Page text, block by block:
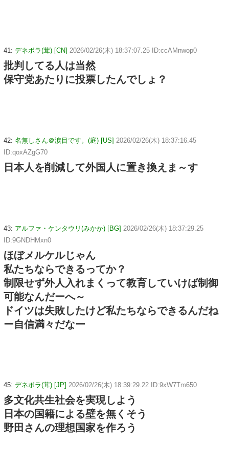
41: デネボラ(茸) [CN] 2026/02/26(木) 18:37:07.25 ID:ccAMnwop0
批判してる人は当然
保守党あたりに投票したんでしょ？
42: 名無しさん＠涙目です。(庭) [US] 2026/02/26(木) 18:37:16.45
ID:qoxAZgG70
日本人を削減して外国人に置き換えま～す
43: アルファ・ケンタウリ(みかか) [BG] 2026/02/26(木) 18:37:29.25
ID:9GNDHMxn0
ほぼメルケルじゃん
私たちならできるってか？
制限せず外人入れまくって教育していけば制御
可能なんだーへ～
ドイツは失敗したけど私たちならできるんだね
ー自信満々だなー
45: デネボラ(茸) [JP] 2026/02/26(木) 18:39:29.22 ID:9xW7Tm650
多文化共生社会を実現しよう
日本の国籍による壁を無くそう
野田さんの理想国家を作ろう